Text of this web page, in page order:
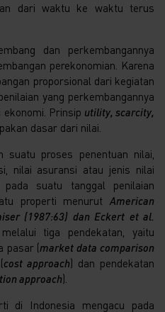
dari waktu ke waktu terus
dan perkembangannya
perekonomian. Karena
proporsional dari kegiatan
yang perkembangannya
Prinsip utility, scarcity,
dasar dari nilai.
suatu proses penentuan nilai,
nilai asuransi atau jenis nilai
suatu tanggal penilaian
properti menurut American
(1987:63) dan Eckert et al.
tiga pendekatan, yaitu
pasar (market data comparison
cost approach) dan pendekatan
approach).
di Indonesia mengacu pada